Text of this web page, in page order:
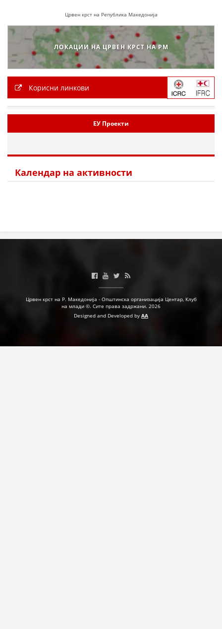
Црвен крст на Република Македонија
ЛОКАЦИИ НА ЦРВЕН КРСТ НА РМ
Корисни линкови
ЕУ Проекти
Календар на активности
Црвен крст на Р. Македонија - Општинска организација Центар, Клуб
на млади ©. Сите права задржани. 2026
Designed and Developed by AA